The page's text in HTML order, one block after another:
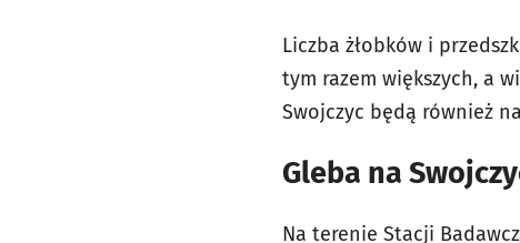
Liczba żłobków i
tym razem większych, a
Swojczyc będą również
Gleba na
Na terenie Stacji